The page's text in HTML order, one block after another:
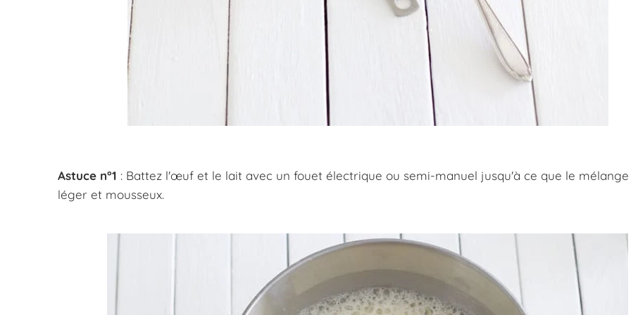
Astuce n°1 : Battez l'œuf et le lait avec un fouet électrique ou semi-manuel jusqu'à ce que le
léger et mousseux.